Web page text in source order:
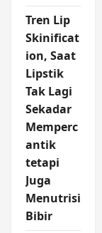
Tren Lip
Skinificat
ion, Saat
Lipstik
Tak Lagi
Sekadar
Memperc
antik
tetapi
Juga
Menutrisi
Bibir